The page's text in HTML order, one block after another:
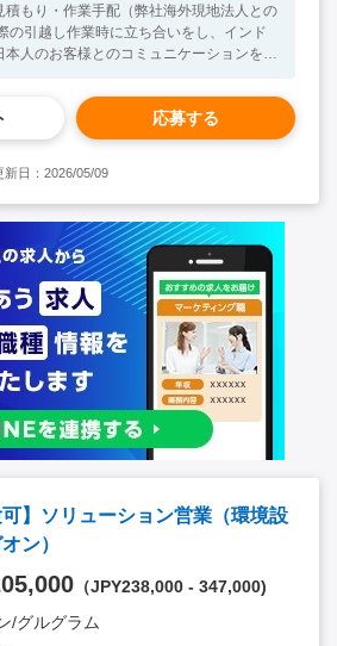
積もり・作業手配（弊社海外現地法人との
の引越し作業時に立ち合いをし、インド
本人のお客様とのコミュニケーションを行
ュニケーション能力 ・インドで中長期的
経験
・日常会話レベル以上の英語力
応募する
新日：2026/05/09
可】ソリューション営業（環境設
ン）
（JPY238,000 - 347,000)
/グルグラム